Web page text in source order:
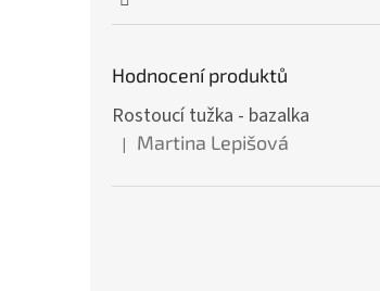
Hodnocení produktů
Rostoucí tužka - bazalka
Hodnocení produktu je 5 z 5 hvězdiček.
| Martina Lepišová